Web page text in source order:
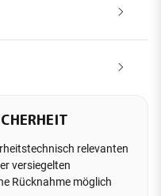
relevanten
versiegelten
Rücknahme möglich